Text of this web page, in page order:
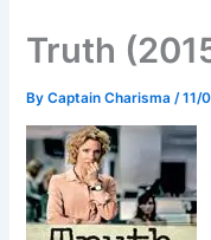
Truth
ByCaptain Charisma /11/